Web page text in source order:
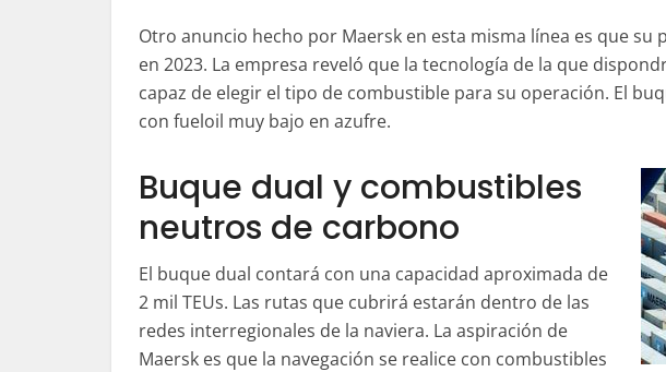
Otro anuncio hecho por Maersk en esta misma línea es que
en 2023. La empresa reveló que la tecnología de la que
capaz de elegir el tipo de combustible para su operación. El
con fueloil muy bajo en azufre.
Buque dual y combustibles
neutros de carbono
El buque dual contará con una capacidad aproximada de
2 mil TEUs. Las rutas que cubrirá estarán dentro de las
redes interregionales de la naviera. La aspiración de
Maersk es que la navegación se realice con combustibles